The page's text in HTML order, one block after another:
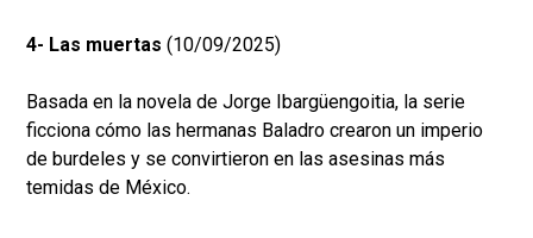
4- Las muertas (10/09/2025)
Basada en la novela de Jorge Ibargüengoitia, la serie
ficciona cómo las hermanas Baladro crearon un imperio
de burdeles y se convirtieron en las asesinas más
temidas de México.